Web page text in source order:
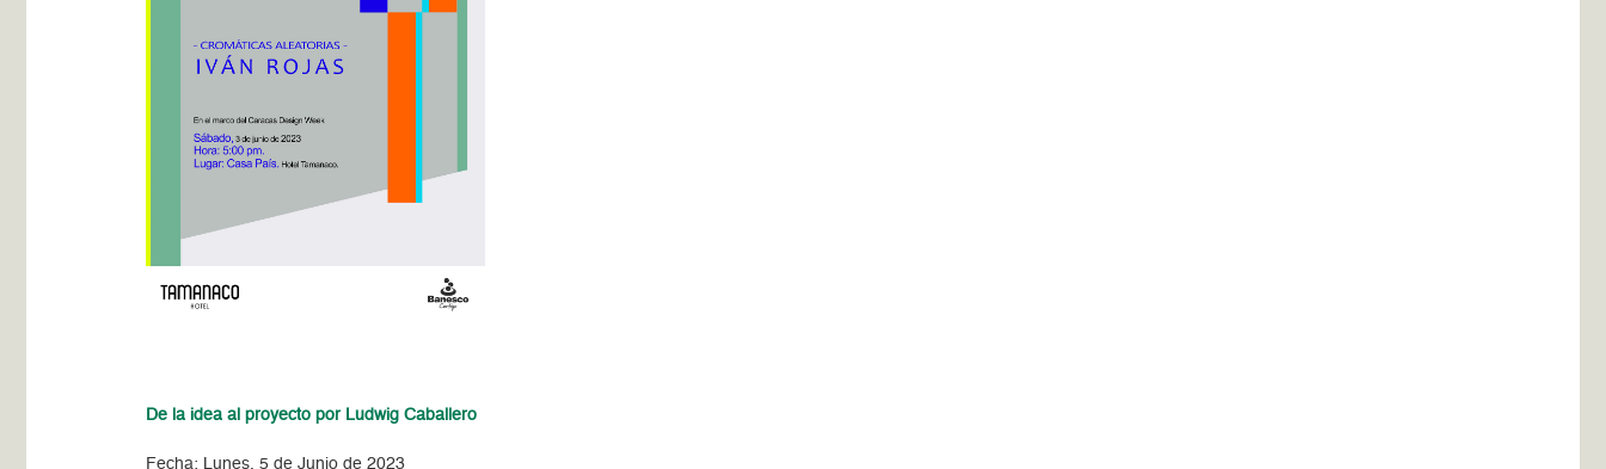
De la idea al proyecto por Ludwig Caballero
Fecha: Lunes, 5 de Junio de 2023